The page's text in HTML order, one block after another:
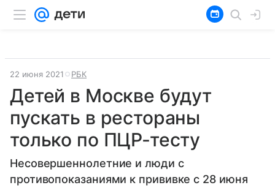
22 июня 2021 РБК
Детей в Москве будут
пускать в рестораны
только по ПЦР-тесту
Несовершеннолетние и люди с
противопоказаниями к прививке с 28 июня